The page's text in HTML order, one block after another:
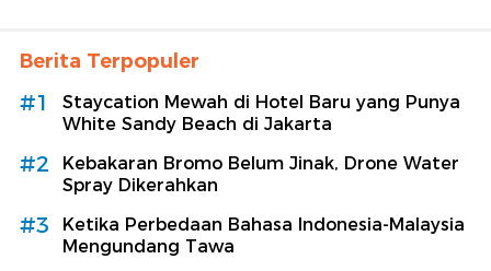
Berita Terpopuler
#1
Staycation Mewah di Hotel Baru yang Punya
White Sandy Beach di Jakarta
#2
Kebakaran Bromo Belum Jinak, Drone Water
Spray Dikerahkan
#3
Ketika Perbedaan Bahasa Indonesia-Malaysia
Mengundang Tawa